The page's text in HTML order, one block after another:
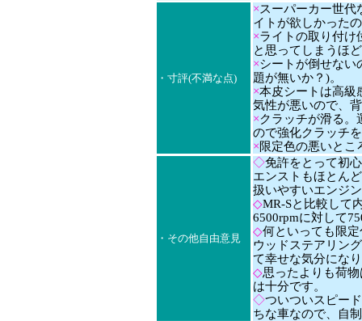
・寸評(不満な点)
×スーパーカー世代
イトが欲しかった
×ライトの取り付け
と思ってしまうほ
×シートが倒せない
題が無いか？)。
×本皮シートは高級
気性が悪いので、
×クラッチが滑る。
ので強化クラッチ
×限定色の悪いとこ
・その他自由意見
◇免許をとって初
エンストもほとん
扱いやすいエンジ
◇MR-Sと比較して
6500rpmに対して
◇何といっても限
ウッドステアリン
て幸せな気分にな
◇思ったよりも荷
は十分です。
◇ついついスピー
ちな車なので、自